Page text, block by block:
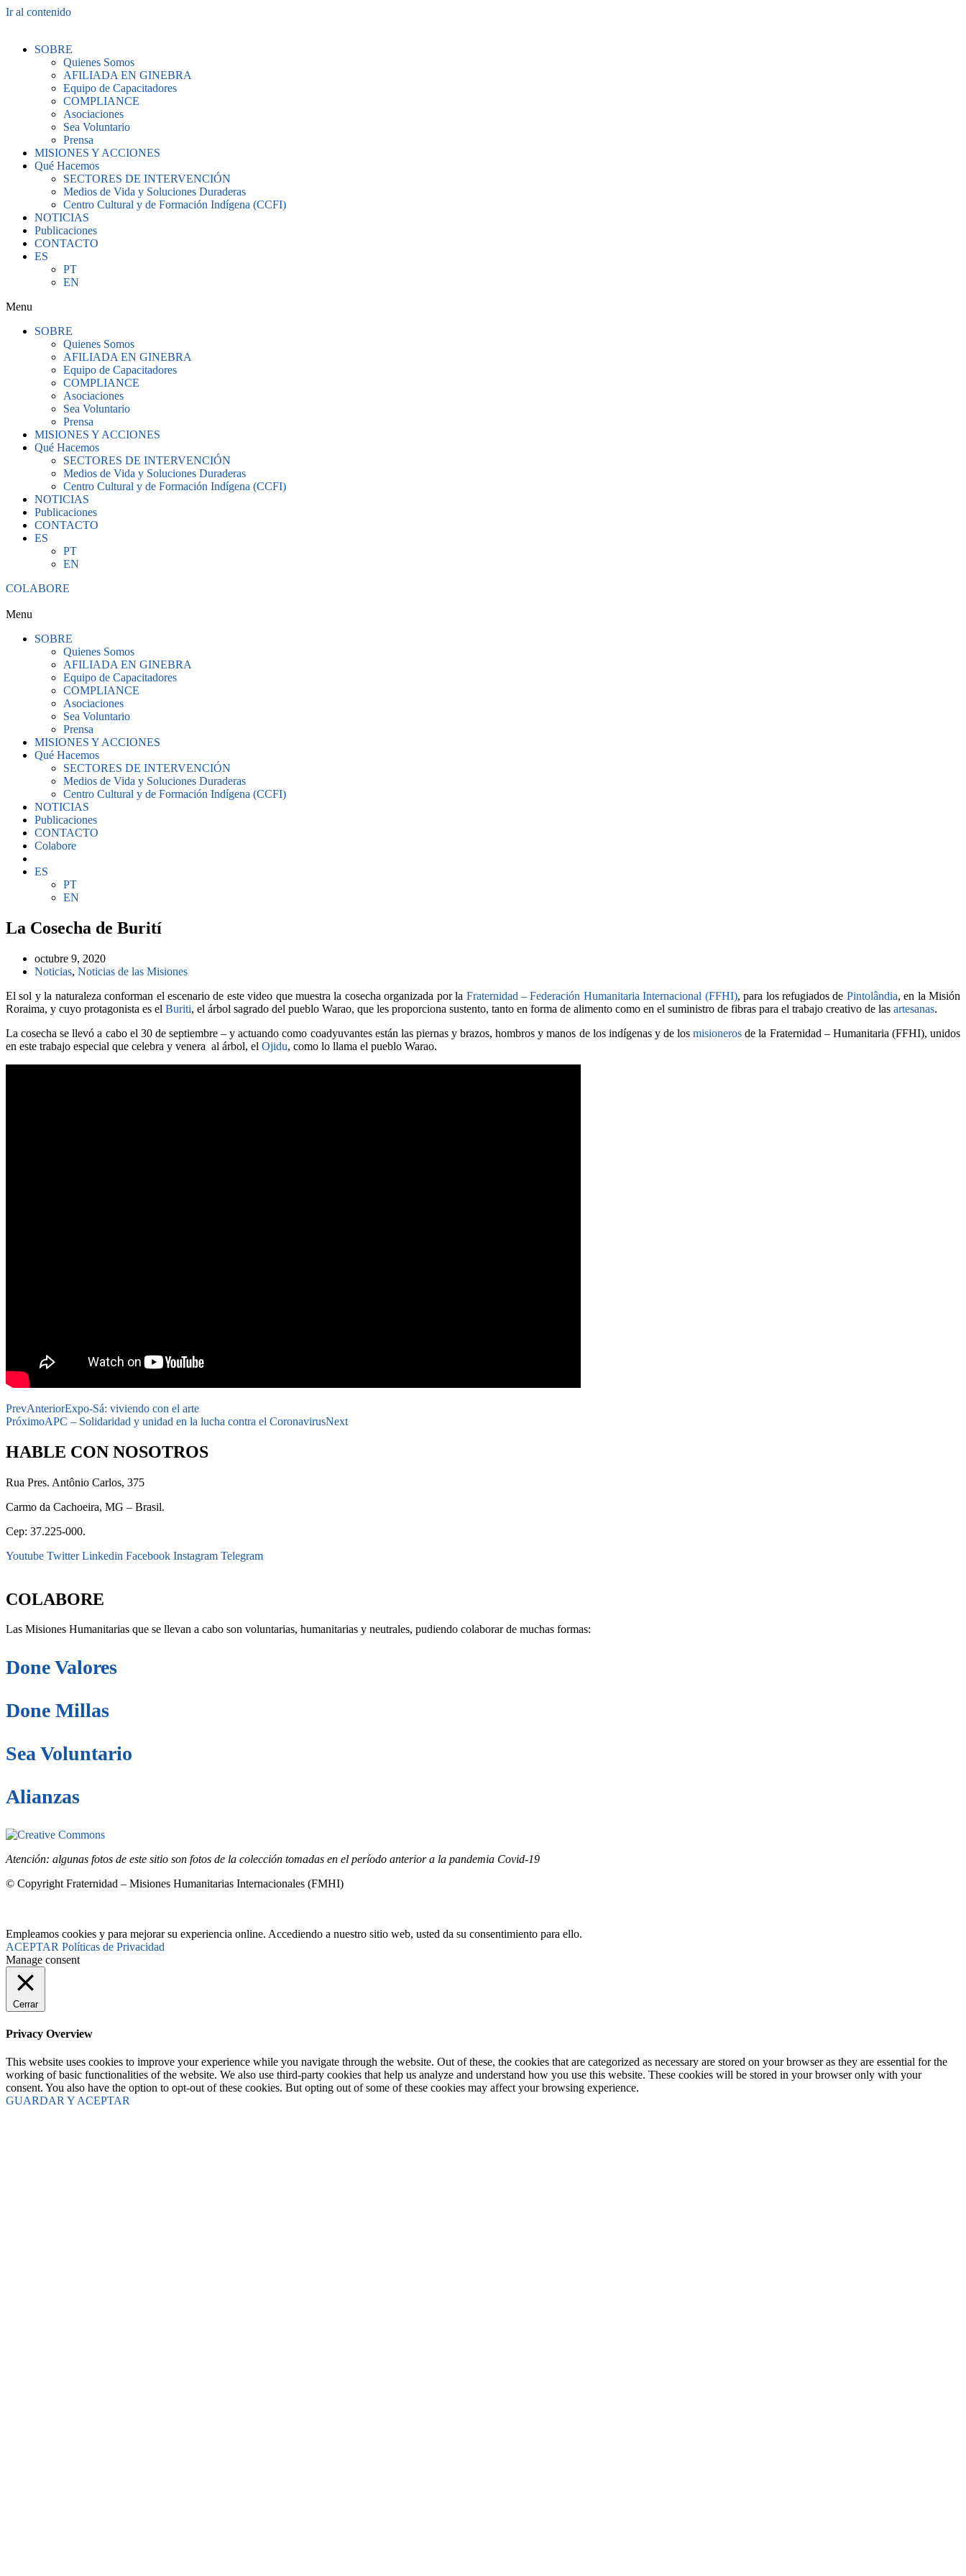
Ir al contenido
SOBRE
Quienes Somos
AFILIADA EN GINEBRA
Equipo de Capacitadores
COMPLIANCE
Asociaciones
Sea Voluntario
Prensa
MISIONES Y ACCIONES
Qué Hacemos
SECTORES DE INTERVENCIÓN
Medios de Vida y Soluciones Duraderas
Centro Cultural y de Formación Indígena (CCFI)
NOTICIAS
Publicaciones
CONTACTO
ES
PT
EN
Menu
SOBRE
Quienes Somos
AFILIADA EN GINEBRA
Equipo de Capacitadores
COMPLIANCE
Asociaciones
Sea Voluntario
Prensa
MISIONES Y ACCIONES
Qué Hacemos
SECTORES DE INTERVENCIÓN
Medios de Vida y Soluciones Duraderas
Centro Cultural y de Formación Indígena (CCFI)
NOTICIAS
Publicaciones
CONTACTO
ES
PT
EN
COLABORE
Menu
SOBRE
Quienes Somos
AFILIADA EN GINEBRA
Equipo de Capacitadores
COMPLIANCE
Asociaciones
Sea Voluntario
Prensa
MISIONES Y ACCIONES
Qué Hacemos
SECTORES DE INTERVENCIÓN
Medios de Vida y Soluciones Duraderas
Centro Cultural y de Formación Indígena (CCFI)
NOTICIAS
Publicaciones
CONTACTO
Colabore
ES
PT
EN
La Cosecha de Burití
octubre 9, 2020
Noticias, Noticias de las Misiones
El sol y la naturaleza conforman el escenario de este video que muestra la cosecha organizada por la Fraternidad – Federación Humanitaria Internacional (FFHI), para los refugiados de Pintolândia, en la Misión
Roraima, y ​​cuyo protagonista es el Buriti, el árbol sagrado del pueblo Warao, que les proporciona sustento, tanto en forma de alimento como en el suministro de fibras para el trabajo creativo de las artesanas.
La cosecha se llevó a cabo el 30 de septiembre – y actuando como coadyuvantes están las piernas y brazos, hombros y manos de los indígenas y de losmisionerosde la Fraternidad – Humanitaria (FFHI), unidos
en este trabajo especial que celebra y venera al árbol, el Ojidu, como lo llama el pueblo Warao.
PrevAnteriorExpo-Sá: viviendo con el arte
PróximoAPC – Solidaridad y unidad en la lucha contra el CoronavirusNext
HABLE CON NOSOTROS
Rua Pres. Antônio Carlos, 375
Carmo da Cachoeira, MG – Brasil.
Cep: 37.225-000.
Youtube Twitter Linkedin Facebook Instagram Telegram
COLABORE
Las Misiones Humanitarias que se llevan a cabo son voluntarias, humanitarias y neutrales, pudiendo colaborar de muchas formas:
Done Valores
Done Millas
Sea Voluntario
Alianzas
Atención: algunas fotos de este sitio son fotos de la colección tomadas en el período anterior a la pandemia Covid-19
© Copyright Fraternidad – Misiones Humanitarias Internacionales (FMHI)
Empleamos cookies y para mejorar su experiencia online. Accediendo a nuestro sitio web, usted da su consentimiento para ello.
ACEPTAR Políticas de Privacidad
Manage consent
Cerrar
Privacy Overview
This website uses cookies to improve your experience while you navigate through the website. Out of these, the cookies that are categorized as necessary are stored on your browser as they are essential for the
working of basic functionalities of the website. We also use third-party cookies that help us analyze and understand how you use this website. These cookies will be stored in your browser only with your
consent. You also have the option to opt-out of these cookies. But opting out of some of these cookies may affect your browsing experience.
GUARDAR Y ACEPTAR